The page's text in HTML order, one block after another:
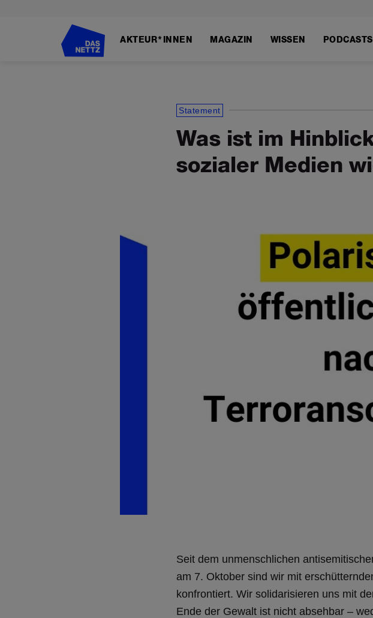
AKTEUR*INNEN MAGAZIN WISSEN PODCASTS
Statement
Was ist im
sozialer Medien
Seit dem unmenschlichen
am 7. Oktober sind wir mit
konfrontiert. Wir solidarisieren uns mit
Ende der Gewalt ist nicht absehbar –